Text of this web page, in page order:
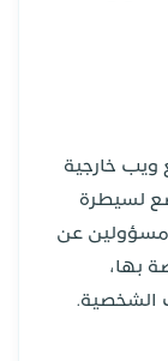
ويب خارجية
لسيطرة
مسؤولين عن
بها،
الشخصية.